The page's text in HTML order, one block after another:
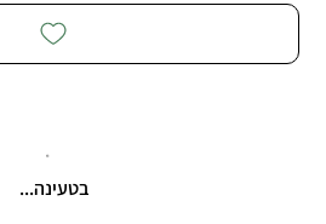
בטעינה...